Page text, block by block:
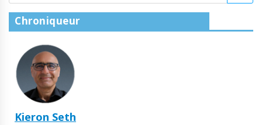
Chroniqueur
Kieron Seth